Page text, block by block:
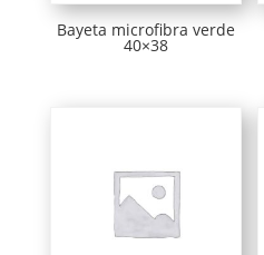
Bayeta microfibra verde
40×38